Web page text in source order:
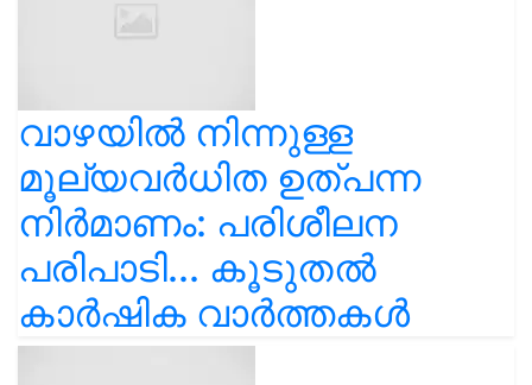
വാഴയിൽ നിന്നുള്ള
മൂല്യവർധിത ഉത്പന്ന
നിർമാണം: പരിശീലന
പരിപാടി... കൂടുതൽ
കാർഷിക വാർത്തകൾ